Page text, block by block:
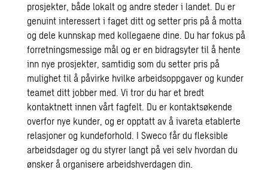
prosjekter, både lokalt og andre steder i landet. Du er
genuint interessert i faget ditt og setter pris på å motta
og dele kunnskap med kollegaene dine. Du har fokus på
forretningsmessige mål og er en bidragsyter til å hente
inn nye prosjekter, samtidig som du setter pris på
mulighet til å påvirke hvilke arbeidsoppgaver og kunder
teamet ditt jobber med. Vi tror du har et bredt
kontaktnett innen vårt fagfelt. Du er kontaktsøkende
overfor nye kunder, og er opptatt av å ivareta etablerte
relasjoner og kundeforhold. I Sweco får du fleksible
arbeidsdager og du styrer langt på vei selv hvordan du
ønsker å organisere arbeidshverdagen din.